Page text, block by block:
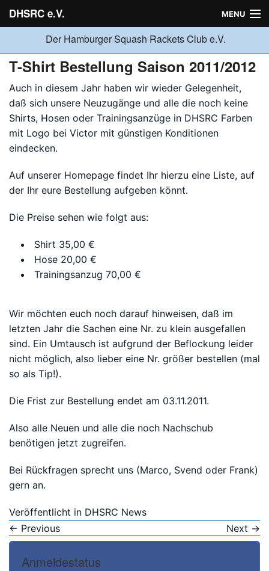
DHSRC e.V. MENU
Verein
Neuigkeiten
Ligabetrieb
Turniere
Jugend
Sponsoren
Bitte anmelden
Der Hamburger Squash Rackets Club e.V.
T-Shirt Bestellung Saison 2011/2012
Auch in diesem Jahr haben wir wieder Gelegenheit,
daß sich unsere Neuzugänge und alle die noch keine
Shirts, Hosen oder Trainingsanzüge in DHSRC Farben
mit Logo bei Victor mit günstigen Konditionen
eindecken.
Auf unserer Homepage findet Ihr hierzu eine Liste, auf
der Ihr eure Bestellung aufgeben könnt.
Die Preise sehen wie folgt aus:
Shirt 35,00 €
Hose 20,00 €
Trainingsanzug 70,00 €
Wir möchten euch noch darauf hinweisen, daß im
letzten Jahr die Sachen eine Nr. zu klein ausgefallen
sind. Ein Umtausch ist aufgrund der Beflockung leider
nicht möglich, also lieber eine Nr. größer bestellen (mal
so als Tip!).
Die Frist zur Bestellung endet am 03.11.2011.
Also alle Neuen und alle die noch Nachschub
benötigen jetzt zugreifen.
Bei Rückfragen sprecht uns (Marco, Svend oder Frank)
gern an.
Veröffentlicht in DHSRC News
← Previous Next →
Anmeldestatus